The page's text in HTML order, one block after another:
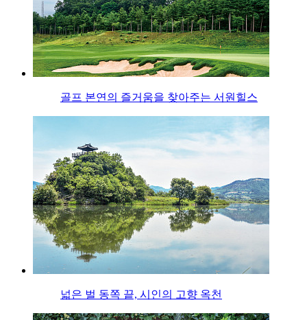
골프 본연의 즐거움을 찾아주는 서원힐스
넓은 벌 동쪽 끝, 시인의 고향 옥천